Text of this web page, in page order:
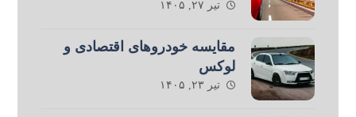
تیر ۲۷, ۱۴۰۵
مقایسه خودروهای اقتصادی و
لوکس
تیر ۲۳, ۱۴۰۵